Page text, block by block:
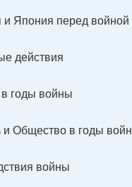
и Япония перед войной
действия
годы войны
и Общество в годы
войны